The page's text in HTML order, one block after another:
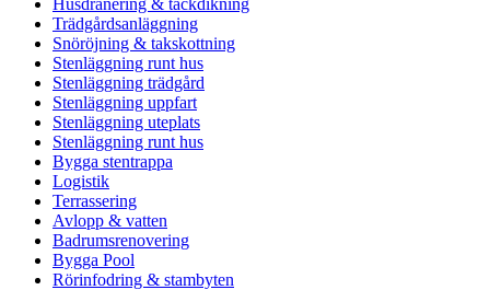
Husdränering & täckdikning
Trädgårdsanläggning
Snöröjning & takskottning
Stenläggning runt hus
Stenläggning trädgård
Stenläggning uppfart
Stenläggning uteplats
Stenläggning runt hus
Bygga stentrappa
Logistik
Terrassering
Avlopp & vatten
Badrumsrenovering
Bygga Pool
Rörinfodring & stambyten